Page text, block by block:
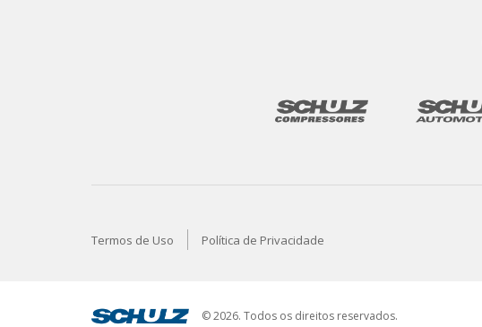
Termos de Uso Política de Privacidade
© 2026. Todos os direitos reservados.